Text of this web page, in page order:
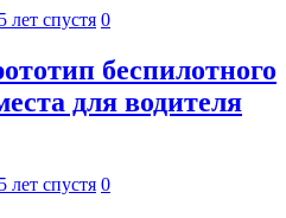
5 лет спустя 0
беспилотного
для водителя
5 лет спустя 0